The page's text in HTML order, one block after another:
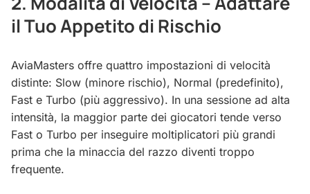
il Tuo Appetito di Rischio
AviaMasters offre quattro impostazioni di velocità
distinte: Slow (minore rischio), Normal (predefinito),
Fast e Turbo (più aggressivo). In una sessione ad alta
intensità, la maggior parte dei giocatori tende verso
Fast o Turbo per inseguire moltiplicatori più grandi
prima che la minaccia del razzo diventi troppo
frequente.